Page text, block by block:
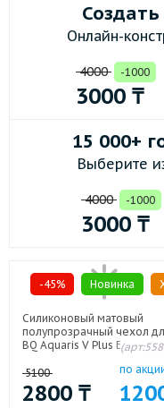
Онлайн-
4000 -1000
3000 ₸
15 000+
Выберите
4000 -1000
3000 ₸
-45% Новинка
Силиконовый матовый
полупрозрачный чехол
BQ Aquaris V Plus Белый
5100
2800 ₸
по